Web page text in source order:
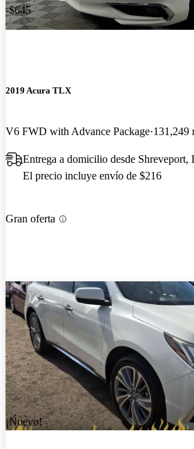
-$645
2019 Acura TLX
V6 FWD with Advance Package 131,249
Entrega a domicilio desde Shreveport,
El precio incluye envío de $216
Gran oferta
¡Nuevo!